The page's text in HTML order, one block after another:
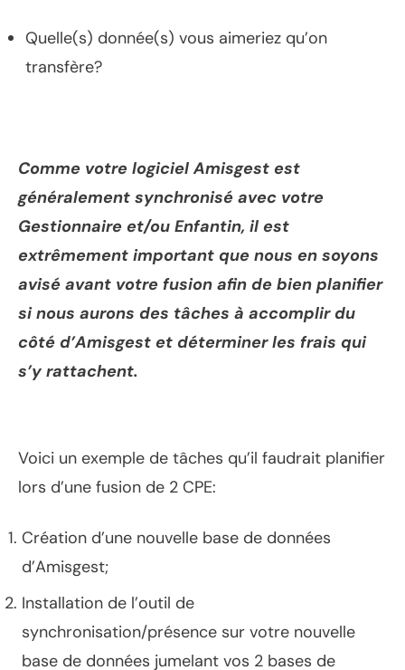
Quelle(s) donnée(s) vous aimeriez qu’on
transfère?
Comme votre logiciel Amisgest est
généralement synchronisé avec votre
Gestionnaire et/ou Enfantin, il est
extrêmement important que nous en soyons
avisé avant votre fusion afin de bien planifier
si nous aurons des tâches à accomplir du
côté d’Amisgest et déterminer les frais qui
s’y rattachent.
Voici un exemple de tâches qu’il faudrait planifier
lors d’une fusion de 2 CPE:
Création d’une nouvelle base de données
d’Amisgest;
Installation de l’outil de
synchronisation/présence sur votre nouvelle
base de données jumelant vos 2 bases de